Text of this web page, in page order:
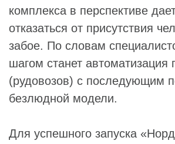
комплекса в перспективе
отказаться от присутствия
забое. По словам
шагом станет автоматизация
(рудовозов) с последующим
безлюдной модели.
Для успешного запуска